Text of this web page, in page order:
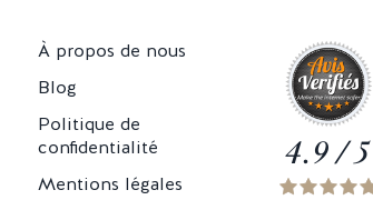
À propos de nous
Blog
Politique de
confidentialité
Mentions légales
4.9 / 5